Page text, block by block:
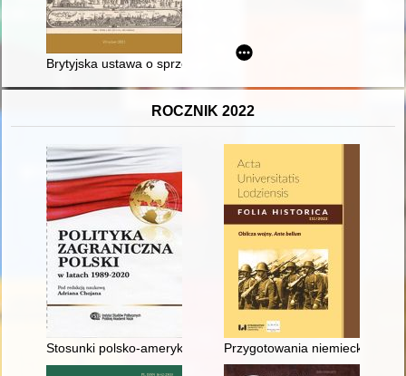
Brytyjska ustawa o sprzedaży towarów z 1893 r. : unifikacja
ROCZNIK 2022
Stosunki polsko-amerykańskie Przygotowania niemieckie w